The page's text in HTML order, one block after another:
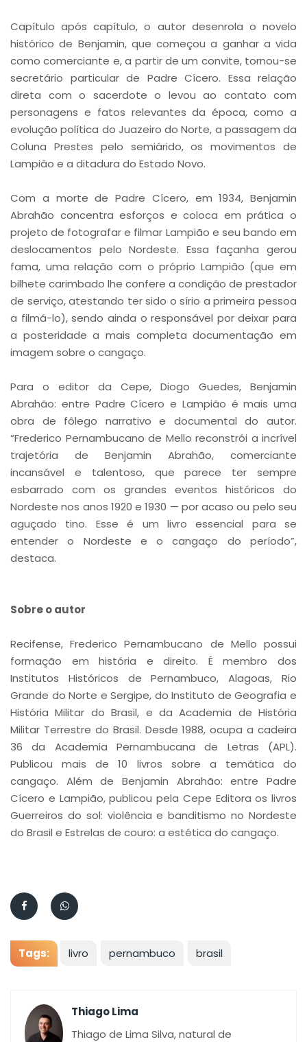
Capítulo após capítulo, o autor desenrola o novelo
histórico de Benjamin, que começou a ganhar a vida
como comerciante e, a partir de um convite, tornou-se
secretário particular de Padre Cícero. Essa relação
direta com o sacerdote o levou ao contato com
personagens e fatos relevantes da época, como a
evolução política do Juazeiro do Norte, a passagem da
Coluna Prestes pelo semiárido, os movimentos de
Lampião e a ditadura do Estado Novo.
Com a morte de Padre Cícero, em 1934, Benjamin
Abrahão concentra esforços e coloca em prática o
projeto de fotografar e filmar Lampião e seu bando em
deslocamentos pelo Nordeste. Essa façanha gerou
fama, uma relação com o próprio Lampião (que em
bilhete carimbado lhe confere a condição de prestador
de serviço, atestando ter sido o sírio a primeira pessoa
a filmá-lo), sendo ainda o responsável por deixar para
a posteridade a mais completa documentação em
imagem sobre o cangaço.
Para o editor da Cepe, Diogo Guedes, Benjamin
Abrahão: entre Padre Cícero e Lampião é mais uma
obra de fôlego narrativo e documental do autor.
“Frederico Pernambucano de Mello reconstrói a incrível
trajetória de Benjamin Abrahão, comerciante
incansável e talentoso, que parece ter sempre
esbarrado com os grandes eventos históricos do
Nordeste nos anos 1920 e 1930 — por acaso ou pelo seu
aguçado tino. Esse é um livro essencial para se
entender o Nordeste e o cangaço do período”,
destaca.
Sobre o autor
Recifense, Frederico Pernambucano de Mello possui
formação em história e direito. É membro dos
Institutos Históricos de Pernambuco, Alagoas, Rio
Grande do Norte e Sergipe, do Instituto de Geografia e
História Militar do Brasil, e da Academia de História
Militar Terrestre do Brasil. Desde 1988, ocupa a cadeira
36 da Academia Pernambucana de Letras (APL).
Publicou mais de 10 livros sobre a temática do
cangaço. Além de Benjamin Abrahão: entre Padre
Cícero e Lampião, publicou pela Cepe Editora os livros
Guerreiros do sol: violência e banditismo no Nordeste
do Brasil e Estrelas de couro: a estética do cangaço.
Tags: livro pernambuco brasil
Thiago Lima
Thiago de Lima Silva, natural de